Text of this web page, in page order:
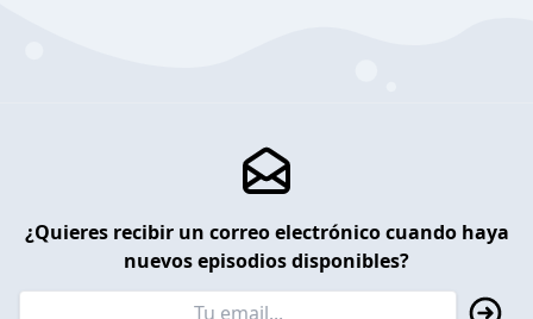
¿Quieres recibir un correo electrónico cuando haya
nuevos episodios disponibles?